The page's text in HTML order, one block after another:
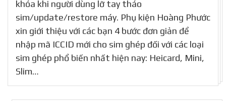
khóa khi người dùng lỡ tay tháo
sim/update/restore máy. Phụ kiện Hoàng Phước
xin giới thiệu với các bạn 4 bước đơn giản để
nhập mã ICCID mới cho sim ghép đối với các loại
sim ghép phổ biến nhất hiện nay: Heicard, Mini,
Slim…